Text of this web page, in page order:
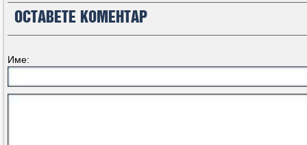
ОСТАВЕТЕ КОМЕНТАР
Име: